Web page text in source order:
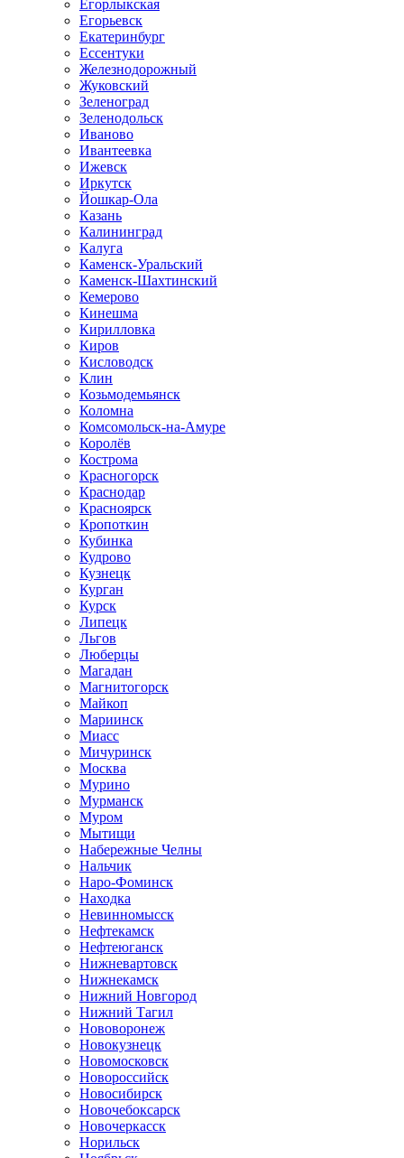
Егорлыкская
Егорьевск
Екатеринбург
Ессентуки
Железнодорожный
Жуковский
Зеленоград
Зеленодольск
Иваново
Ивантеевка
Ижевск
Иркутск
Йошкар-Ола
Казань
Калининград
Калуга
Каменск-Уральский
Каменск-Шахтинский
Кемерово
Кинешма
Кирилловка
Киров
Кисловодск
Клин
Козьмодемьянск
Коломна
Комсомольск-на-Амуре
Королёв
Кострома
Красногорск
Краснодар
Красноярск
Кропоткин
Кубинка
Кудрово
Кузнецк
Курган
Курск
Липецк
Льгов
Люберцы
Магадан
Магнитогорск
Майкоп
Мариинск
Миасс
Мичуринск
Москва
Мурино
Мурманск
Муром
Мытищи
Набережные Челны
Нальчик
Наро-Фоминск
Находка
Невинномысск
Нефтекамск
Нефтеюганск
Нижневартовск
Нижнекамск
Нижний Новгород
Нижний Тагил
Нововоронеж
Новокузнецк
Новомосковск
Новороссийск
Новосибирск
Новочебоксарск
Новочеркасск
Норильск